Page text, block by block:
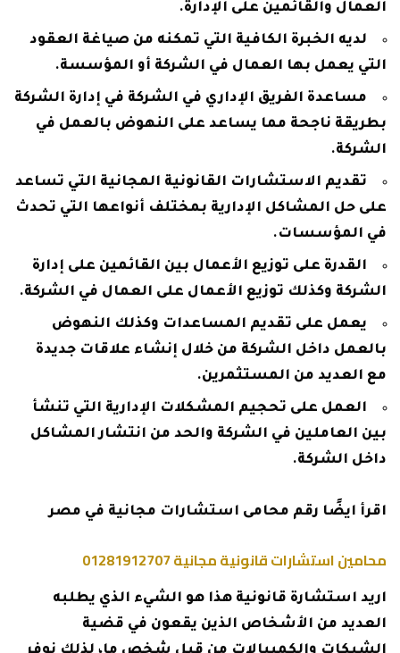
العمال والقائمين على الإدارة.
لديه الخبرة الكافية التي تمكنه من صياغة العقود
التي يعمل بها العمال في الشركة أو المؤسسة.
مساعدة الفريق الإداري في الشركة في إدارة الشركة
بطريقة ناجحة مما يساعد على النهوض بالعمل في
الشركة.
تقديم الاستشارات القانونية المجانية التي تساعد
على حل المشاكل الإدارية بمختلف أنواعها التي تحدث
في المؤسسات.
القدرة على توزيع الأعمال بين القائمين على إدارة
الشركة وكذلك توزيع الأعمال على العمال في الشركة.
يعمل على تقديم المساعدات وكذلك النهوض
بالعمل داخل الشركة من خلال إنشاء علاقات جديدة
مع العديد من المستثمرين.
العمل على تحجيم المشكلات الإدارية التي تنشأ
بين العاملين في الشركة والحد من انتشار المشاكل
داخل الشركة.
اقرأ ايضًا رقم محامى استشارات مجانية في مصر
محامين استشارات قانونية مجانية 01281912707
اريد استشارة قانونية هذا هو الشيء الذي يطلبه
العديد من الأشخاص الذين يقعون في قضية